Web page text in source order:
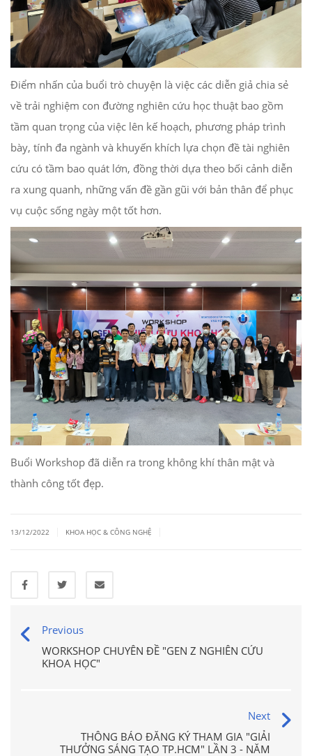
Điểm nhấn của buổi trò chuyện là việc các diễn giả chia sẻ
về trải nghiệm con đường nghiên cứu học thuật bao gồm
tầm quan trọng của việc lên kế hoạch, phương pháp trình
bày, tính đa ngành và khuyến khích lựa chọn đề tài nghiên
cứu có tầm bao quát lớn, đồng thời dựa theo bối cảnh diễn
ra xung quanh, những vấn đề gần gũi với bản thân để phục
vụ cuộc sống ngày một tốt hơn.
Buổi Workshop đã diễn ra trong không khí thân mật và
thành công tốt đẹp.
13/12/2022 KHOA HỌC & CÔNG NGHỆ
Previous
WORKSHOP CHUYÊN ĐỀ "GEN Z NGHIÊN CỨU
KHOA HỌC"
Next
THÔNG BÁO ĐĂNG KÝ THAM GIA "GIẢI
THƯỞNG SÁNG TẠO TP.HCM" LẦN 3 - NĂM